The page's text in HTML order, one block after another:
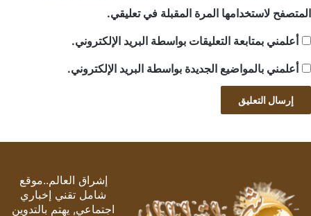
المتصفح لاستخدامها المرة المقبلة في تعليقي.
أعلمني بمتابعة التعليقات بواسطة البريد الإلكتروني.
أعلمني بالمواضيع الجديدة بواسطة البريد الإلكتروني.
إشراق العالم..موقع
شامل تقني إخباري
اجتماعي, يهتم بالتدوين